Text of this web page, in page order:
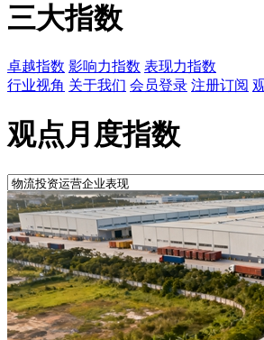
三大指数
卓越指数 影响力指数 表现力指数
行业视角 关于我们 会员登录 注册订阅
观点月度指数